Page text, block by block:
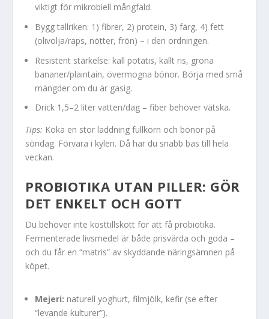
viktigt för mikrobiell mångfald.
Bygg tallriken: 1) fibrer, 2) protein, 3) färg, 4) fett
(olivolja/raps, nötter, frön) – i den ordningen.
Resistent stärkelse: kall potatis, kallt ris, gröna
bananer/plaintain, övermogna bönor. Börja med små
mängder om du är gasig.
Drick 1,5–2 liter vatten/dag – fiber behöver vätska.
Tips: Koka en stor laddning fullkorn och bönor på
söndag. Förvara i kylen. Då har du snabb bas till hela
veckan.
PROBIOTIKA UTAN PILLER: GÖR
DET ENKELT OCH GOTT
Du behöver inte kosttillskott för att få probiotika.
Fermenterade livsmedel är både prisvärda och goda –
och du får en “matris” av skyddande näringsämnen på
köpet.
Mejeri: naturell yoghurt, filmjölk, kefir (se efter
“levande kulturer”).